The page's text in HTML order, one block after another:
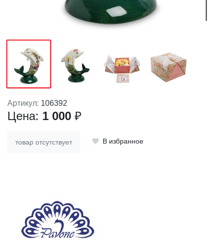
Артикул: 106392
Цена: 1 000 ₽
товар отсутствует В избранное